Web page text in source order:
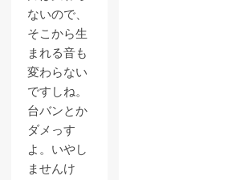
ないので、
そこから生
まれる音も
変わらない
ですしね。
台バンとか
ダメっす
よ。いやし
ませんけ